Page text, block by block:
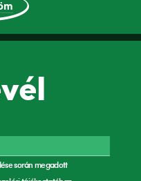
során megadott